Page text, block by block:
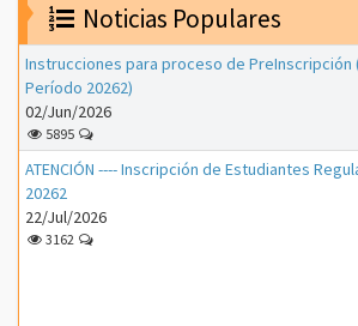
Noticias Populares
Instrucciones para proceso de PreInscripción
Período 20262)
02/Jun/2026
5895
ATENCIÓN ---- Inscripción de Estudiantes
20262
22/Jul/2026
3162